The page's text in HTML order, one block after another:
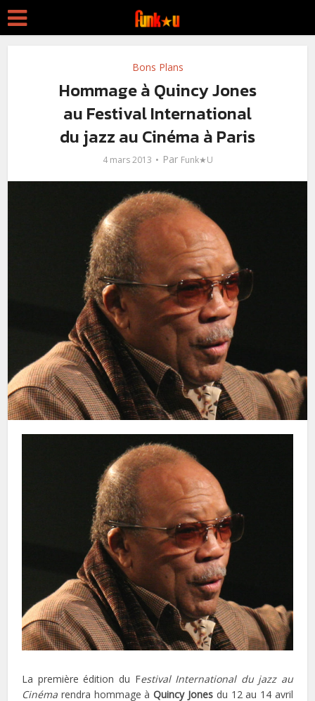
Bons Plans
Hommage à Quincy Jones
au Festival International
du jazz au Cinéma à Paris
4 mars 2013 Par Funk★U
La première édition du Festival International du jazz au
Cinéma rendra hommage àQuincy Jones du 12 au 14 avril